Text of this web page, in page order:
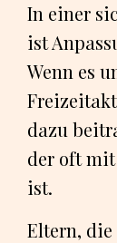
In einer
ist
Wenn es
dazu
der oft
ist.
Eltern,